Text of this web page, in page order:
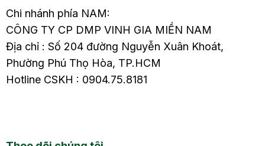
Chi nhánh phía NAM:
CÔNG TY CP DMP VINH GIA MIỀN NAM
Địa chỉ : Số 204 đường Nguyễn Xuân Khoát,
Phường Phú Thọ Hòa, TP.HCM
Hotline CSKH : 0904.75.8181